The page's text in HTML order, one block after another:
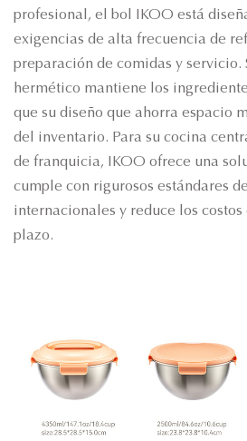
profesional, el bol IKOO está
exigencias de alta frecuencia de
preparación de comidas y servicio.
hermético mantiene los
que su diseño que ahorra espacio
del inventario. Para su cocina
de franquicia, IKOO ofrece una
cumple con rigurosos estándares
internacionales y reduce los
plazo.